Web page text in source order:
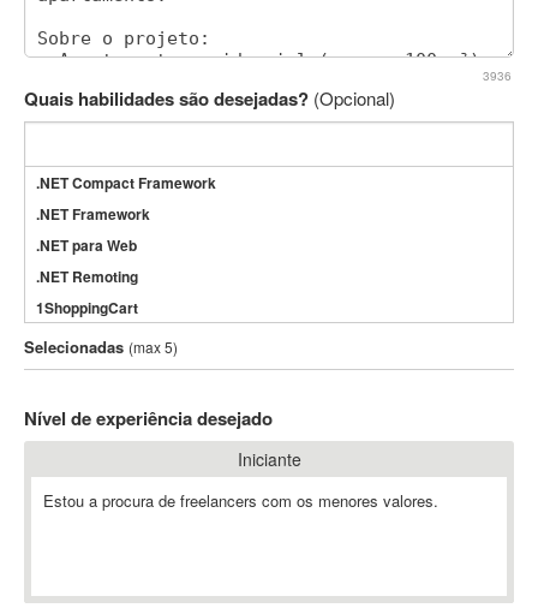
3936
Quais habilidades são desejadas? (Opcional)
.NET Compact Framework
.NET Framework
.NET para Web
.NET Remoting
1ShoppingCart
3DS Max
3GSM
802.11
A-GPS
Selecionadas (max 5)
Nível de experiência desejado
Iniciante
Estou a procura de freelancers com os menores valores.